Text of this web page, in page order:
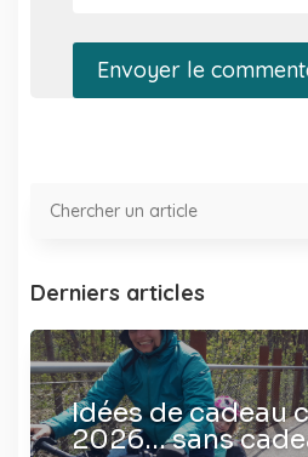
Envoyer le
Derniers articles
Idées de cadeau
2026… sans